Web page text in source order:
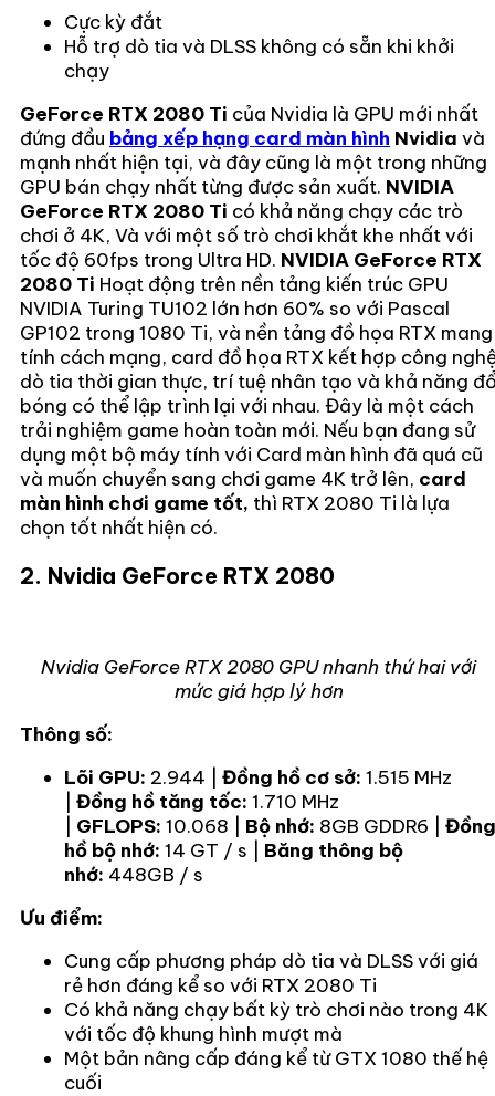
Cực kỳ đắt
Hỗ trợ dò tia và DLSS không có sẵn khi khởi
chạy
GeForce RTX 2080 Ti của Nvidia là GPU mới nhất
đứng đầu bảng xếp hạng card màn hình Nvidia và
mạnh nhất hiện tại, và đây cũng là một trong những
GPU bán chạy nhất từng được sản xuất. NVIDIA
GeForce RTX 2080 Ti có khả năng chạy các trò
chơi ở 4K, Và với một số trò chơi khắt khe nhất với
tốc độ 60fps trong Ultra HD. NVIDIA GeForce RTX
2080 Ti Hoạt động trên nền tảng kiến trúc GPU
NVIDIA Turing TU102 lớn hơn 60% so với Pascal
GP102 trong 1080 Ti, và nền tảng đồ họa RTX mang
tính cách mạng, card đồ họa RTX kết hợp công
dò tia thời gian thực, trí tuệ nhân tạo và khả năng
bóng có thể lập trình lại với nhau. Đây là một cách
trải nghiệm game hoàn toàn mới. Nếu bạn đang sử
dụng một bộ máy tính với Card màn hình đã quá cũ
và muốn chuyển sang chơi game 4K trở lên, card
màn hình chơi game tốt, thì RTX 2080 Ti là lựa
chọn tốt nhất hiện có.
2. Nvidia GeForce RTX 2080
Nvidia GeForce RTX 2080 GPU nhanh thứ hai với
mức giá hợp lý hơn
Thông số:
Lõi GPU: 2.944 | Đồng hồ cơ sở: 1.515 MHz
Đồng hồ tăng tốc: 1.710 MHz
GFLOPS: 10.068 | Bộ nhớ: 8GB GDDR6 | Đồng
hồ bộ nhớ: 14 GT / s | Băng thông bộ
nhớ: 448GB / s
Ưu điểm:
Cung cấp phương pháp dò tia và DLSS với giá
rẻ hơn đáng kể so với RTX 2080 Ti
Có khả năng chạy bất kỳ trò chơi nào trong 4K
với tốc độ khung hình mượt mà
Một bản nâng cấp đáng kể từ GTX 1080 thế hệ
cuối